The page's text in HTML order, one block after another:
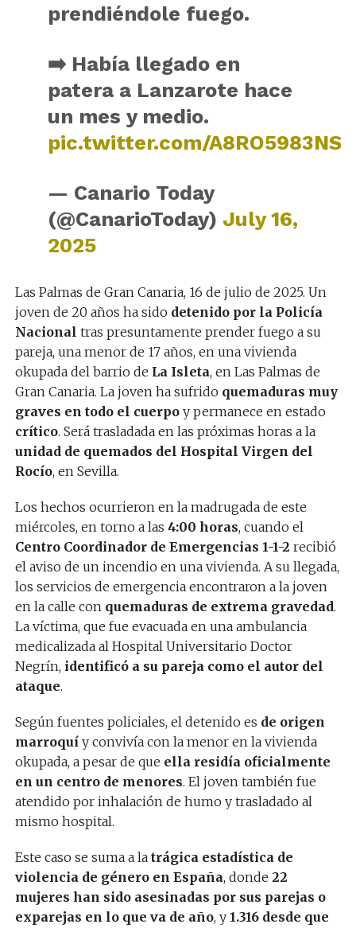
prendiéndole fuego.
➡️ Había llegado en
patera a Lanzarote hace
un mes y medio.
pic.twitter.com/A8RO5983NS
— Canario Today
(@CanarioToday) July 16,
2025
Las Palmas de Gran Canaria, 16 de julio de 2025. Un
joven de 20 años ha sido detenido por la Policía
Nacional tras presuntamente prender fuego a su
pareja, una menor de 17 años, en una vivienda
okupada del barrio de La Isleta, en Las Palmas de
Gran Canaria. La joven ha sufrido quemaduras muy
graves en todo el cuerpoy permanece en estado
crítico. Será trasladada en las próximas horas a la
unidad de quemados del Hospital Virgen del
Rocío, en Sevilla.
Los hechos ocurrieron en la madrugada de este
miércoles, en torno a las 4:00 horas, cuando el
Centro Coordinador de Emergencias 1-1-2 recibió
el aviso de un incendio en una vivienda. A su llegada,
los servicios de emergencia encontraron a la joven
en la calle con quemaduras de extrema gravedad.
La víctima, que fue evacuada en una ambulancia
medicalizada al Hospital Universitario Doctor
Negrín, identificó a su pareja como el autor del
ataque.
Según fuentes policiales, el detenido es de origen
marroquíy convivía con la menor en la vivienda
okupada, a pesar de que ella residía oficialmente
en un centro de menores. El joven también fue
atendido por inhalación de humo y trasladado al
mismo hospital.
Este caso se suma a la trágica estadística de
violencia de género en España, donde 22
mujeres han sido asesinadas por sus parejas o
exparejas en lo que va de año, y 1.316 desde que